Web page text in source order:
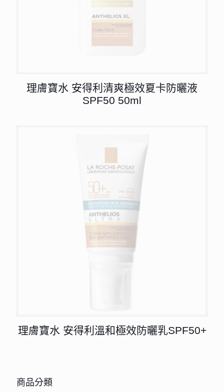
理膚寶水 安得利清爽極效夏卡防曬液
SPF50 50ml
理膚寶水 安得利溫和極效防曬乳SPF50+
商品分類